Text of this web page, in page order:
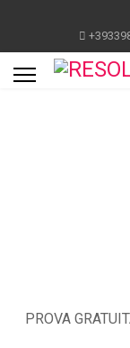
PROVA